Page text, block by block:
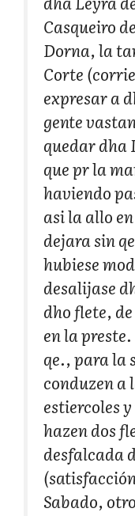
Casqueiro
Dorna, la
Corte
expresar a
gente
quedar dha
que pr la
haviendo
asi la allo
dejara sin
hubiese
desalijase
dho flete, de
en la
qe., para la
conduzen a
estiercoles
hazen dos
desfalcada
Sabado,